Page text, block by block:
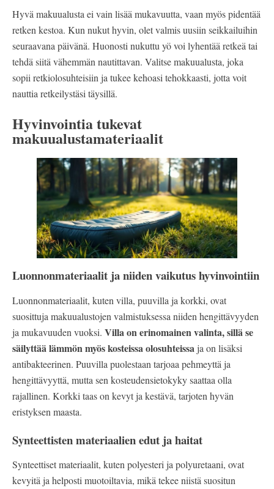
Hyvä makuualusta ei vain lisää mukavuutta, vaan myös pidentää
retken kestoa. Kun nukut hyvin, olet valmis uusiin seikkailuihin
seuraavana päivänä. Huonosti nukuttu yö voi lyhentää retkeä tai
tehdä siitä vähemmän nautittavan. Valitse makuualusta, joka
sopii retkiolosuhteisiin ja tukee kehoasi tehokkaasti, jotta voit
nauttia retkeilystäsi täysillä.
Hyvinvointia tukevat
makuualustamateriaalit
Luonnonmateriaalit ja niiden vaikutus hyvinvointiin
Luonnonmateriaalit, kuten villa, puuvilla ja korkki, ovat
suosittuja makuualustojen valmistuksessa niiden hengittävyyden
ja mukavuuden vuoksi. Villa on erinomainen valinta, sillä se
säilyttää lämmön myös kosteissa olosuhteissa ja on lisäksi
antibakteerinen. Puuvilla puolestaan tarjoaa pehmeyttä ja
hengittävyyttä, mutta sen kosteudensietokyky saattaa olla
rajallinen. Korkki taas on kevyt ja kestävä, tarjoten hyvän
eristyksen maasta.
Synteettisten materiaalien edut ja haitat
Synteettiset materiaalit, kuten polyesteri ja polyuretaani, ovat
kevyitä ja helposti muotoiltavia, mikä tekee niistä suositun